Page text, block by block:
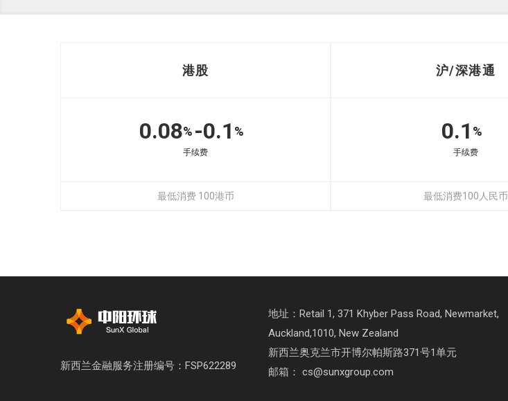
港股
0.08% -0.1 %
手续费
最低消费 100港币
沪/深港通
0.1 %
手续费
最低消费100人民币
新西兰金融服务注册编号：FSP622289
地址：Retail 1, 371 Khyber Pass Road, Newmarket,
Auckland,1010, New Zealand
新西兰奥克兰市开博尔帕斯路371号1单元
邮箱： cs@sunxgroup.com